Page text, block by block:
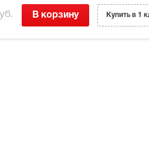
В корзину Купить в 1